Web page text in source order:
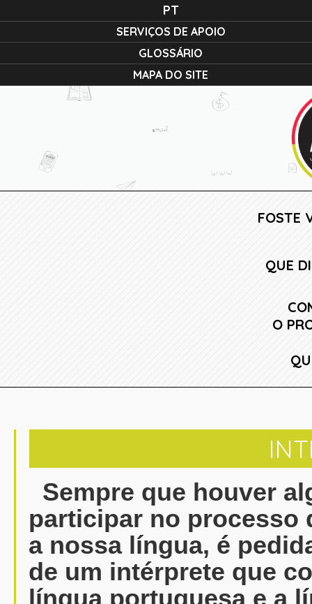
PT
SERVIÇOS DE APOIO
GLOSSÁRIO
MAPA DO SITE
FOSTE
QUE
O
Sempre que houver
participar no processo
a nossa língua, é
de um intérprete que
língua portuguesa e a